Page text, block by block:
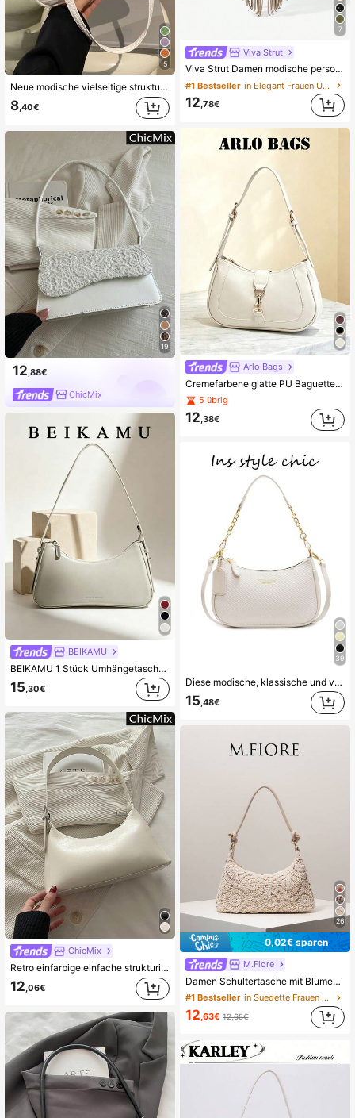
5
Neue modische vielseitige strukturierte Umhängetasche, Unterarmtasche für Frauen
8,40€
19
12,88€
ChicMix
BEIKAMU
BEIKAMU 1 Stück Umhängetasche für die Achselhöhle, vielseitige Schulter- und Crossbodytasche für die Arbeit und Sommer Outfits
15 ,30€
ChicMix
Retro einfarbige einfache strukturierte verstellbare praktische Handtasche, eine klassische Damen Schulter- und Achseltasche aus weichem und glattem Leder, geeignet für Einkaufen, Geldbörsen, Einkaufen, junge Frauen, Studentinnen, Berufseinsteiger und Angestellte. Sie sind sehr geeignet für Büros, Universitäten, Arbeit, Geschäft, Pendeln, Outdoor-Aktivitäten, Reisen und Ausflüge
12,06€
7
Viva Strut
Viva Strut Damen modische personalisierte einfache vielseitige Street Retro Fransen Nieten Wildleder Schultertasche, für tägliches Einkaufen, Dating, Musikfestival
#1 Bestseller in Elegant Frauen Umhängetaschen
12,78€
Arlo Bags
Cremefarbene glatte PU Baguette-Schultertasche, goldene Multi-Ring-Schnallen-Dekoration, verstellbarer dünner Riemen, Reißverschluss, kleine Unterarmtasche für minimalistischen Alltag und Dates
5 übrig
12,38€
39
Diese modische, klassische und vielseitige Schulter-/Achseltasche in Halbmondform mit Buchstabengrafik-Design aus wasserdichtem PU-Material eignet sich zum Einkaufen und kann quer über den Körper getragen werden.
15 ,48€
26
0,02€ sparen
M.Fiore
Damen Schultertasche mit Blumenmuster, Boho-Stil Sommer Strandtasche, Reise-Essential Urlaubsaccessoire, Häkeldesign (Muster kann variieren), Strohtasche, Geschenk für sie
#1 Bestseller in Suedette Frauen Umhängetaschen
12,63€ 12,65€